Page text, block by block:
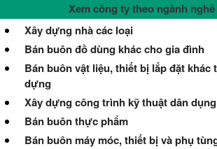
Xem công ty theo ngành
Xây dựng nhà các loại
Bán buôn đồ dùng khác cho gia đình
Bán buôn vật liệu, thiết bị lắp đặt khác
dựng
Xây dựng công trình kỹ thuật dân dụng
Bán buôn thực phẩm
Bán buôn máy móc, thiết bị và phụ